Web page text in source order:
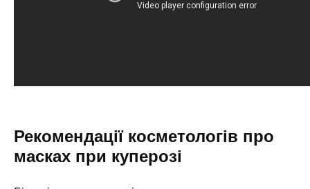
Рекомендації косметологів про
масках при куперозі